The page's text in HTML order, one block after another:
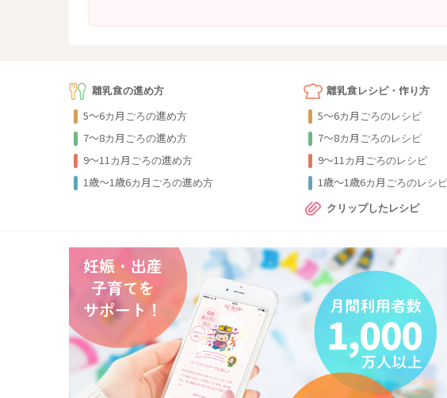
離乳食の進め方
5～6カ月ごろの進め方
7～8カ月ごろの進め方
9〜11カ月ごろの進め方
1歳〜1歳6カ月ごろの進め方
離乳食レシピ・作り方
5～6カ月ごろのレシピ
7～8カ月ごろのレシピ
9〜11カ月ごろのレシピ
1歳〜1歳6カ月ごろのレシピ
クリップしたレシピ